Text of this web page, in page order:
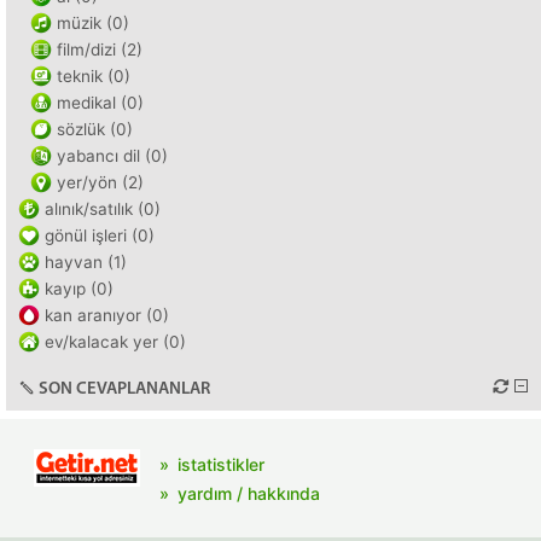
müzik (0)
film/dizi (2)
teknik (0)
medikal (0)
sözlük (0)
yabancı dil (0)
yer/yön (2)
alınık/satılık (0)
gönül işleri (0)
hayvan (1)
kayıp (0)
kan aranıyor (0)
ev/kalacak yer (0)
SON CEVAPLANANLAR
istatistikler
yardım / hakkında